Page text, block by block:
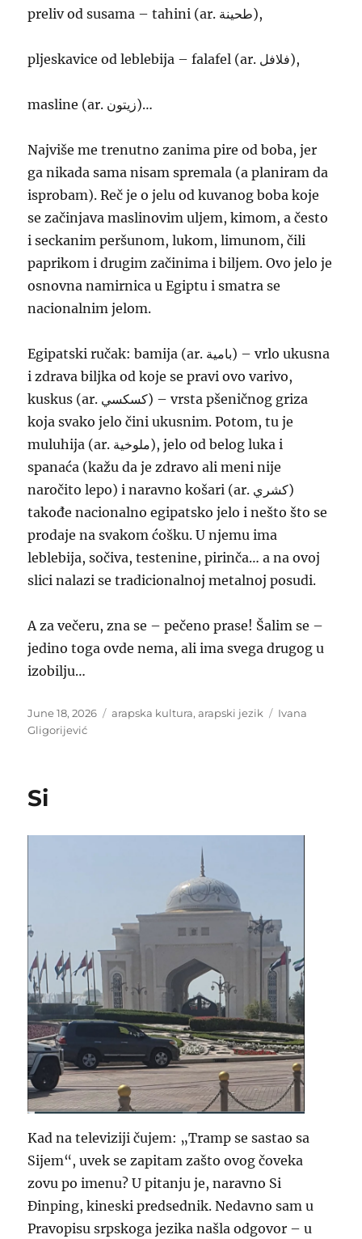
preliv od susama – tahini (ar. طحينة),
pljeskavice od leblebija – falafel (ar. فلافل),
masline (ar. زيتون)…
Najviše me trenutno zanima pire od boba, jer
ga nikada sama nisam spremala (a planiram da
isprobam). Reč je o jelu od kuvanog boba koje
se začinjava maslinovim uljem, kimom, a često
i seckanim peršunom, lukom, limunom, čili
paprikom i drugim začinima i biljem. Ovo jelo je
osnovna namirnica u Egiptu i smatra se
nacionalnim jelom.
Egipatski ručak: bamija (ar. بامية) – vrlo ukusna
i zdrava biljka od koje se pravi ovo varivo,
kuskus (ar. كسكسي) – vrsta pšeničnog griza
koja svako jelo čini ukusnim. Potom, tu je
muluhija (ar. ملوخية), jelo od belog luka i
spanaća (kažu da je zdravo ali meni nije
naročito lepo) i naravno košari (ar. كشري)
takođe nacionalno egipatsko jelo i nešto što se
prodaje na svakom ćošku. U njemu ima
leblebija, sočiva, testenine, pirinča… a na ovoj
slici nalazi se tradicionalnoj metalnoj posudi.
A za večeru, zna se – pečeno prase! Šalim se –
jedino toga ovde nema, ali ima svega drugog u
izobilju…
Posted
on
June 18, 2026 Categories
arapska kultura,arapski jezik Tags
Ivana
Gligorijević
Si
Kad na televiziji čujem: „Tramp se sastao sa
Sijem“, uvek se zapitam zašto ovog čoveka
zovu po imenu? U pitanju je, naravno Si
Đinping, kineski predsednik. Nedavno sam u
Pravopisu srpskoga jezika našla odgovor – u